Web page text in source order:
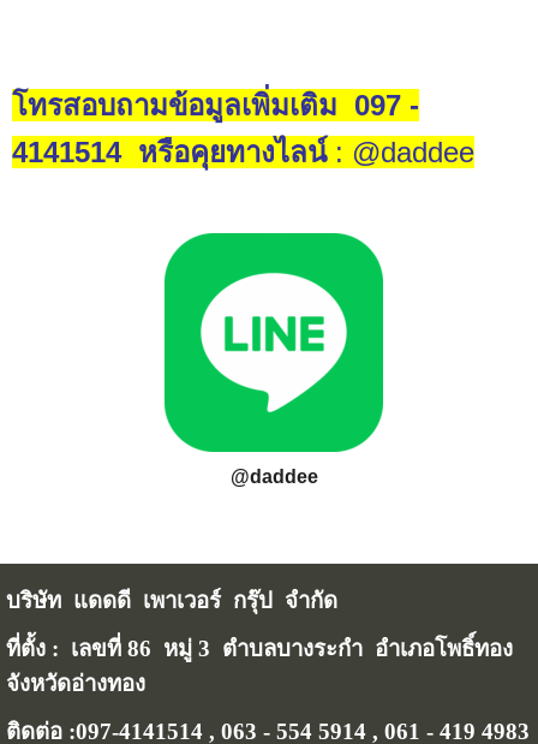
โทรสอบถามข้อมูลเพิ่มเติม 097 -
4141514 หรือคุยทางไลน์: @daddee
@daddee
บริษัท แดดดี เพาเวอร์ กรุ๊ป จำกัด
ที่ตั้ง : เลขที่ 86 หมู่ 3 ตำบลบางระกำ อำเภอโพธิ์ทอง
จังหวัดอ่างทอง
ติดต่อ :097-4141514 , 063 - 554 5914 , 061 - 419 4983